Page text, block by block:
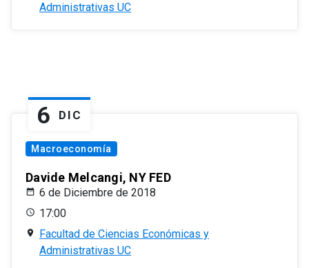
Administrativas UC
6 DIC
Macroeconomía
Davide Melcangi, NY FED
6 de Diciembre de 2018
17:00
Facultad de Ciencias Económicas y
Administrativas UC